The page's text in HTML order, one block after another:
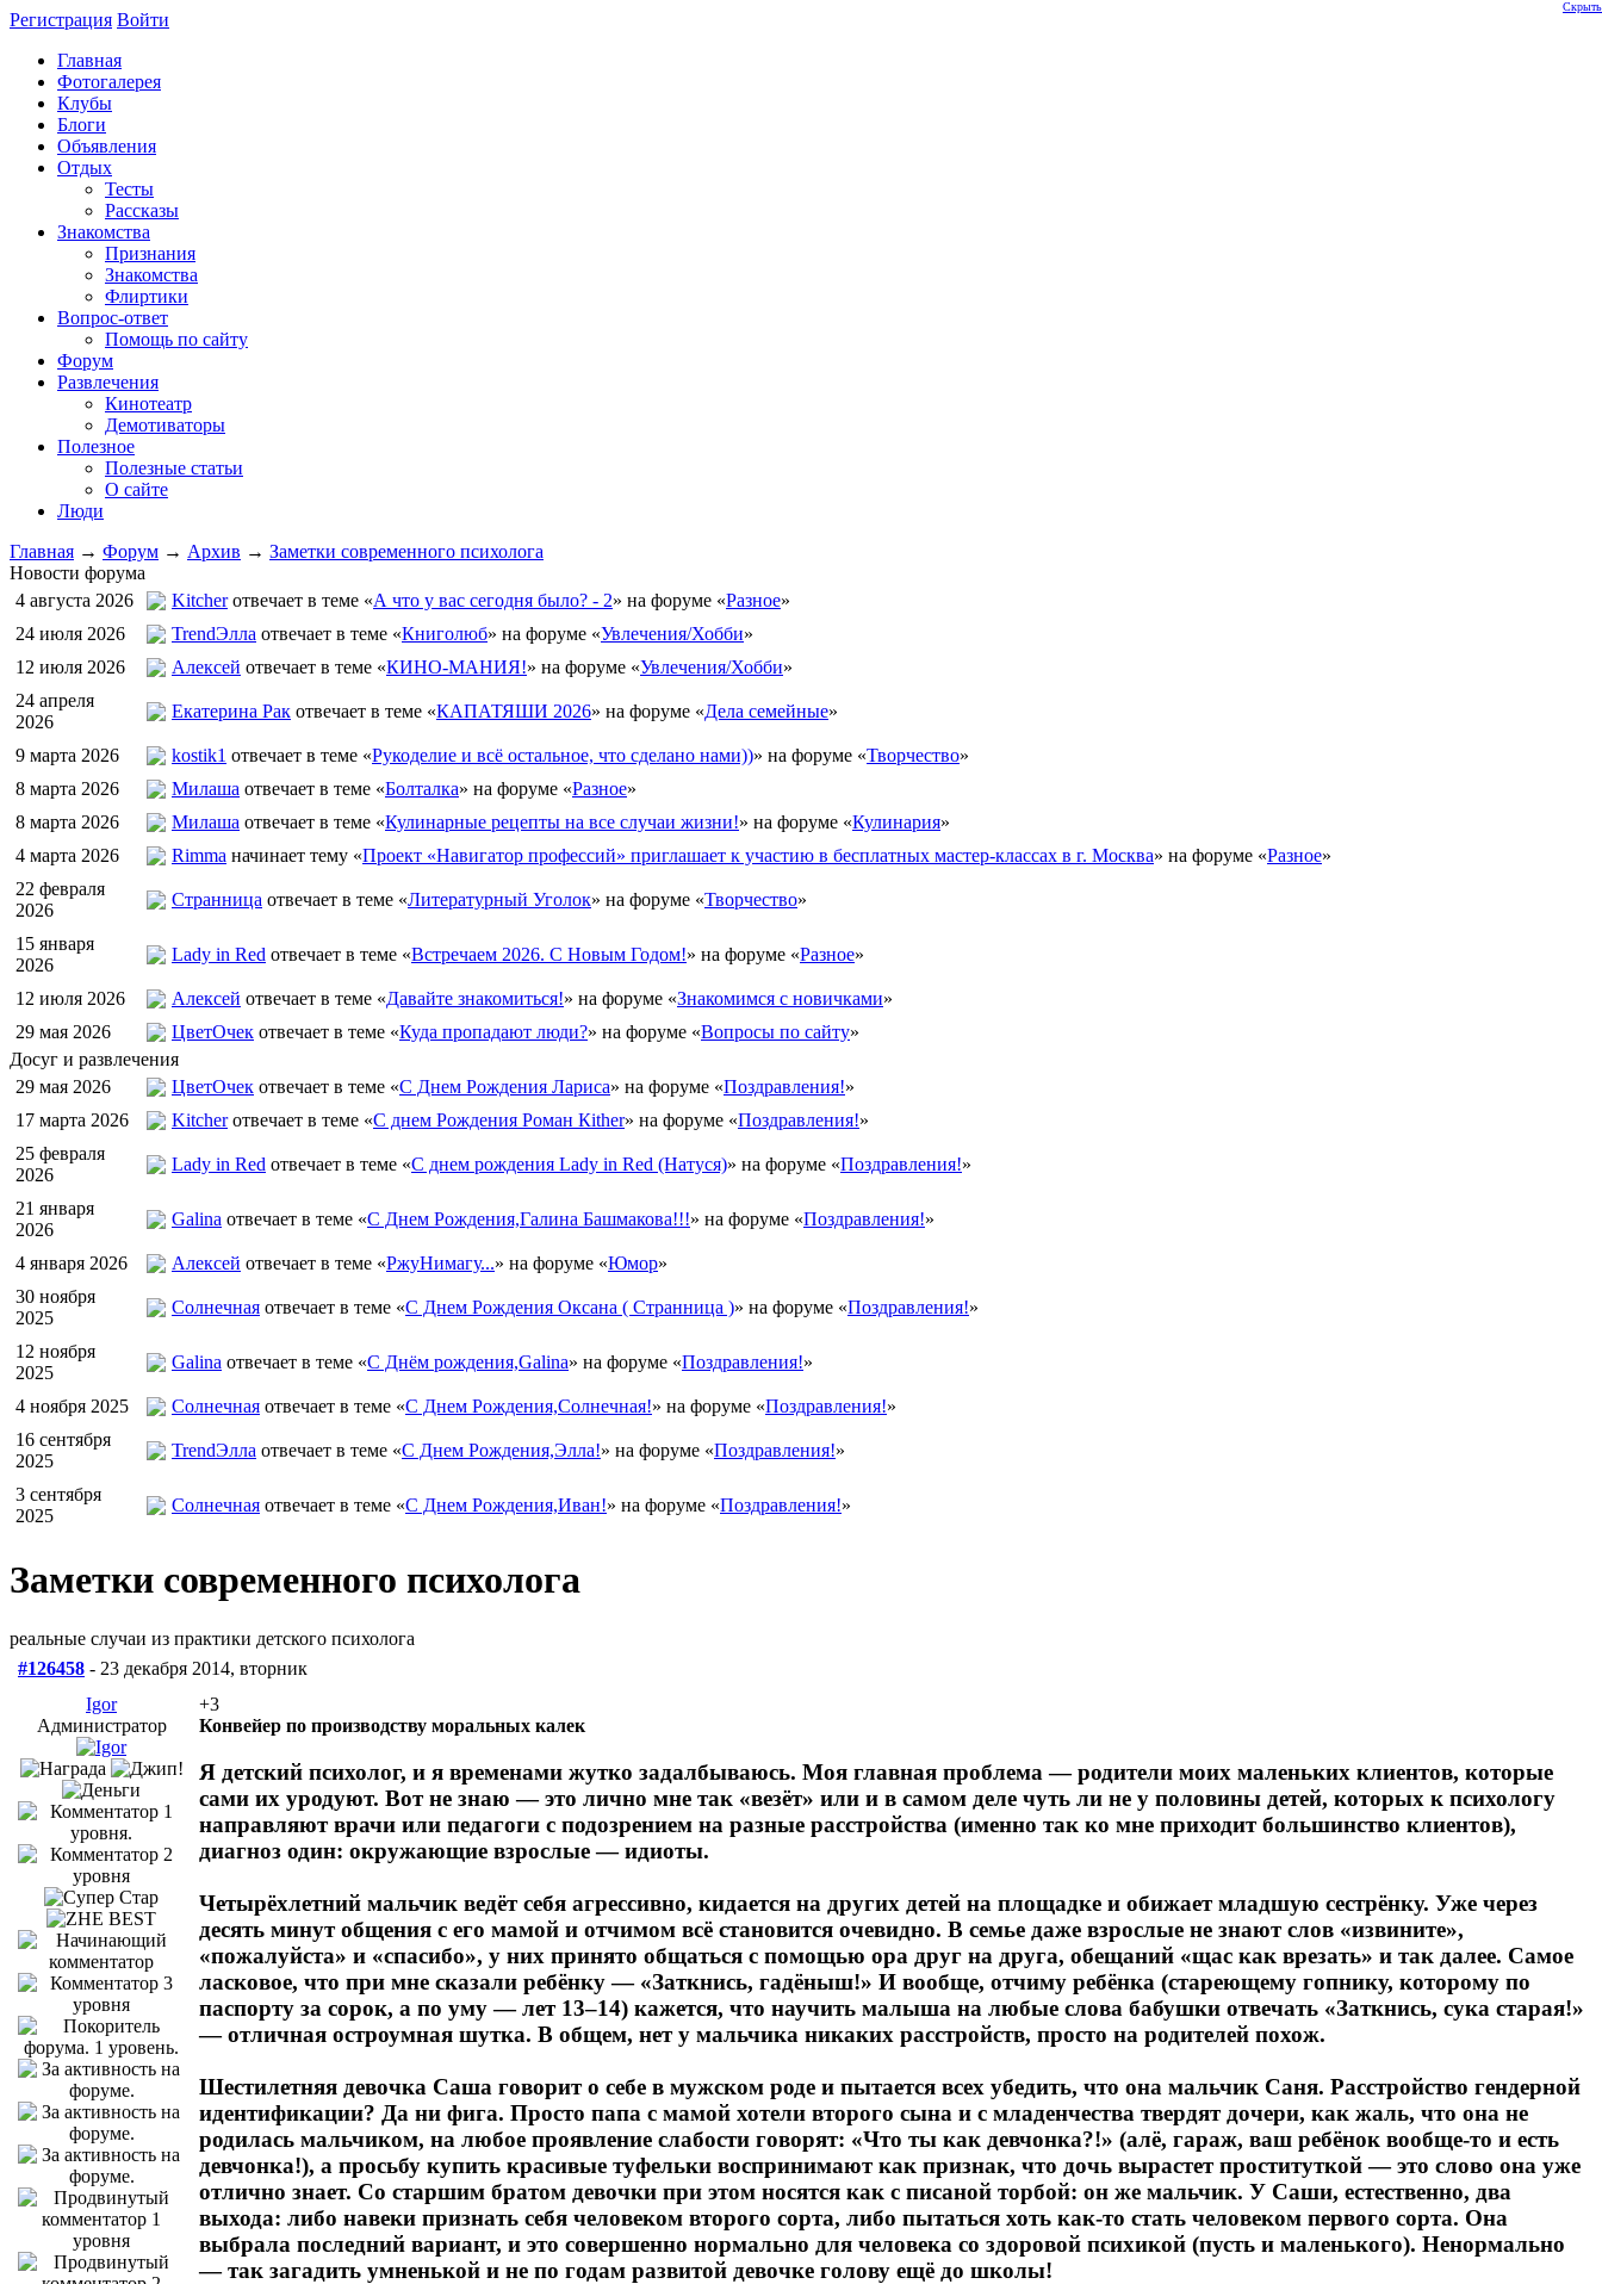
Регистрация Войти
Главная
Фотогалерея
Клубы
Блоги
Объявления
Отдых
Тесты
Рассказы
Знакомства
Признания
Знакомства
Флиртики
Вопрос-ответ
Помощь по сайту
Форум
Развлечения
Кинотеатр
Демотиваторы
Полезное
Полезные статьи
О сайте
Люди
Главная → Форум → Архив → Заметки современного психолога
Новости форума
4 августа 2026
Kitcherотвечает в теме «А что у вас сегодня было? - 2» на форуме «Разное»
24 июля 2026
TrendЭлла отвечает в теме «Книголюб» на форуме «Увлечения/Хобби»
12 июля 2026
Алексей отвечает в теме «КИНО-МАНИЯ!» на форуме «Увлечения/Хобби»
24 апреля
2026
Екатерина Рак отвечает в теме «КАПАТЯШИ 2026» на форуме «Дела семейные»
9 марта 2026 kostik1 отвечает в теме «Рукоделие и всё остальное, что сделано нами))» на форуме «Творчество»
8 марта 2026
Милаша отвечает в теме «Болталка» на форуме «Разное»
8 марта 2026
Милаша отвечает в теме «Кулинарные рецепты на все случаи жизни!» на форуме «Кулинария»
4 марта 2026
Rimma начинает тему «Проект «Навигатор профессий» приглашает к участию в бесплатных мастер-классах в г. Москва» на форуме «Разное»
22 февраля
2026
Странница отвечает в теме «Литературный Уголок» на форуме «Творчество»
15 января
2026
Lady in Red отвечает в теме «Встречаем 2026. С Новым Годом!» на форуме «Разное»
12 июля 2026 Алексей отвечает в теме «Давайте знакомиться!» на форуме «Знакомимся с новичками»
29 мая 2026
ЦветOчек отвечает в теме «Куда пропадают люди?» на форуме «Вопросы по сайту»
Досуг и развлечения
29 мая 2026
ЦветOчек отвечает в теме «С Днем Рождения Лариса» на форуме «Поздравления!»
17 марта 2026
Kitcherотвечает в теме «С днем Рождения Роман Кither» на форуме «Поздравления!»
25 февраля
2026
Lady in Red отвечает в теме «С днем рождения Lady in Red (Натуся)» на форуме «Поздравления!»
21 января
2026
Galina отвечает в теме «С Днем Рождения,Галина Башмакова!!!» на форуме «Поздравления!»
4 января 2026 Алексей отвечает в теме «РжуНимагу...» на форуме «Юмор»
30 ноября
2025
Солнечная отвечает в теме «С Днем Рождения Оксана ( Странница )» на форуме «Поздравления!»
12 ноября
2025
Galina отвечает в теме «С Днём рождения,Galina» на форуме «Поздравления!»
4 ноября 2025 Солнечная отвечает в теме «С Днем Рождения,Солнечная!» на форуме «Поздравления!»
16 сентября
2025
TrendЭлла отвечает в теме «С Днем Рождения,Элла!» на форуме «Поздравления!»
3 сентября
2025
Солнечная отвечает в теме «С Днем Рождения,Иван!» на форуме «Поздравления!»
Заметки современного психолога
реальные случаи из практики детского психолога
#126458 - 23 декабря 2014, вторник
Igor
Администратор
+3
Конвейер по производству моральных калек
Я детский психолог, и я временами жутко задалбываюсь. Моя главная проблема — родители моих маленьких клиентов, которые
сами их уродуют. Вот не знаю — это лично мне так «везёт» или и в самом деле чуть ли не у половины детей, которых к психологу
направляют врачи или педагоги с подозрением на разные расстройства (именно так ко мне приходит большинство клиентов),
диагноз один: окружающие взрослые — идиоты.
Четырёхлетний мальчик ведёт себя агрессивно, кидается на других детей на площадке и обижает младшую сестрёнку. Уже через
десять минут общения с его мамой и отчимом всё становится очевидно. В семье даже взрослые не знают слов «извините»,
«пожалуйста» и «спасибо», у них принято общаться с помощью ора друг на друга, обещаний «щас как врезать» и так далее. Самое
ласковое, что при мне сказали ребёнку — «Заткнись, гадёныш!» И вообще, отчиму ребёнка (стареющему гопнику, которому по
паспорту за сорок, а по уму — лет 13–14) кажется, что научить малыша на любые слова бабушки отвечать «Заткнись, сука старая!»
— отличная остроумная шутка. В общем, нет у мальчика никаких расстройств, просто на родителей похож.
Шестилетняя девочка Саша говорит о себе в мужском роде и пытается всех убедить, что она мальчик Саня. Расстройство гендерной
идентификации? Да ни фига. Просто папа с мамой хотели второго сына и с младенчества твердят дочери, как жаль, что она не
родилась мальчиком, на любое проявление слабости говорят: «Что ты как девчонка?!» (алё, гараж, ваш ребёнок вообще-то и есть
девчонка!), а просьбу купить красивые туфельки воспринимают как признак, что дочь вырастет проституткой — это слово она уже
отлично знает. Со старшим братом девочки при этом носятся как с писаной торбой: он же мальчик. У Саши, естественно, два
выхода: либо навеки признать себя человеком второго сорта, либо пытаться хоть как-то стать человеком первого сорта. Она
выбрала последний вариант, и это совершенно нормально для человека со здоровой психикой (пусть и маленького). Ненормально
— так загадить умненькой и не по годам развитой девочке голову ещё до школы!
Скрыть